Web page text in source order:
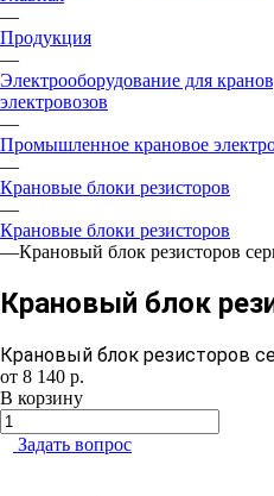
—
Продукция
—
Электрооборудование для
электровозов
—
Промышленное крановое
—
Крановые блоки резисторов
—
Крановые блоки резисторов
—Крановый блок резисторов
Крановый блок
Крановый блок резисторов
от 8 140 р.
В корзину
Задать вопрос